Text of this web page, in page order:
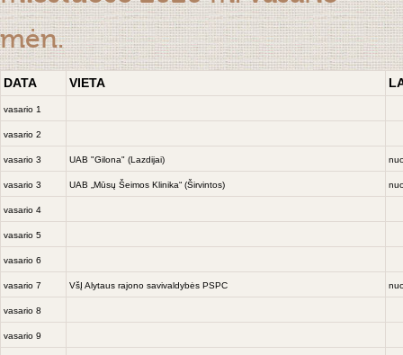
mėn.
DATA VIETA
vasario 1
vasario 2
vasario 3 UAB "Gilona" (Lazdijai)
vasario 3 UAB „Mūsų Šeimos Klinika“ (Širvintos)
vasario 4
vasario 5
vasario 6
vasario 7 VšĮ Alytaus rajono savivaldybės PSPC
vasario 8
vasario 9